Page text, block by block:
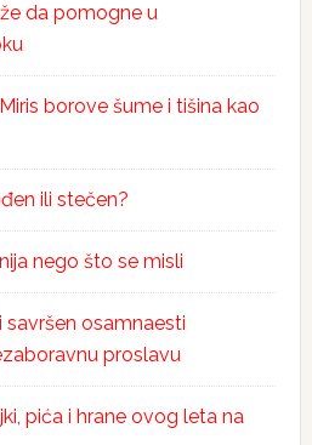
da pomogne u
borove šume i tišina kao
ili stečen?
nego što se misli
osamnaesti
proslavu
pića i hrane ovog leta na